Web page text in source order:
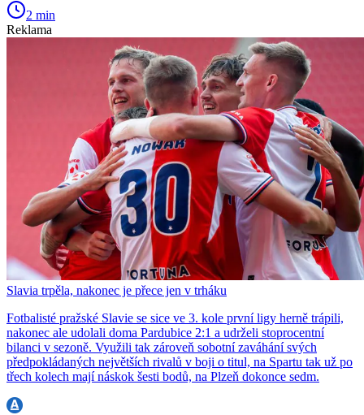
2 min
Reklama
Slavia trpěla, nakonec je přece jen v trháku
Fotbalisté pražské Slavie se sice ve 3. kole první ligy herně trápili,
nakonec ale udolali doma Pardubice 2:1 a udrželi stoprocentní
bilanci v sezoně. Využili tak zároveň sobotní zaváhání svých
předpokládaných největších rivalů v boji o titul, na Spartu tak už po
třech kolech mají náskok šesti bodů, na Plzeň dokonce sedm.